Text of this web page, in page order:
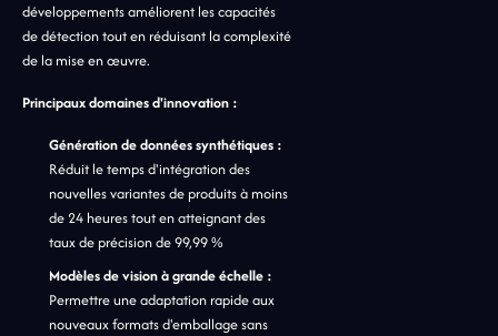
développements améliorent les capacités
de détection tout en réduisant la complexité
de la mise en œuvre.
Principaux domaines d'innovation :
Génération de données synthétiques :
Réduit le temps d'intégration des
nouvelles variantes de produits à moins
de 24 heures tout en atteignant des
taux de précision de 99,99 %
Modèles de vision à grande échelle :
Permettre une adaptation rapide aux
nouveaux formats d'emballage sans